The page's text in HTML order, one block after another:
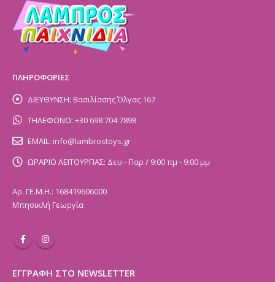
ΠΛΗΡΟΦΟΡΙΕΣ
ΔΙΕΥΘΥΝΣΗ: Βασιλίσσης Όλγας 167
ΤΗΛΕΦΩΝΟ: +30 698 704 7898
EMAIL: info@lambrostoys.gr
ΩΡΑΡΙΟ ΛΕΙΤΟΥΡΓΙΑΣ: Δευ - Παρ / 9:00 πμ - 9:00 μμ
Αρ. ΓΕ.Μ.Η.: 168419606000
Μπησικλή Γεωργία
ΕΓΓΡΑΦΗ ΣΤΟ NEWSLETTER